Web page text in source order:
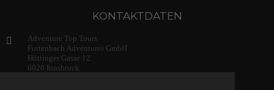
KONTAKTDATEN
Adventure Top Tours
Furtenbach Adventures GmbH
Höttinger Gasse 12
6020 Innsbruck